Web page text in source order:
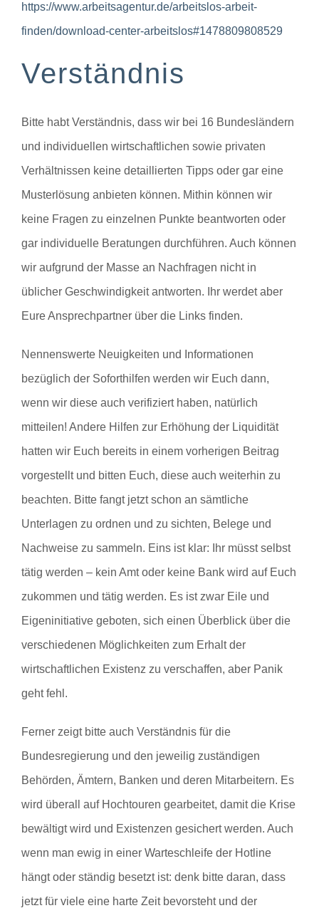
https://www.arbeitsagentur.de/arbeitslos-arbeit-
finden/download-center-arbeitslos#1478809808529
Verständnis
Bitte habt Verständnis, dass wir bei 16 Bundesländern
und individuellen wirtschaftlichen sowie privaten
Verhältnissen keine detaillierten Tipps oder gar eine
Musterlösung anbieten können. Mithin können wir
keine Fragen zu einzelnen Punkte beantworten oder
gar individuelle Beratungen durchführen. Auch können
wir aufgrund der Masse an Nachfragen nicht in
üblicher Geschwindigkeit antworten. Ihr werdet aber
Eure Ansprechpartner über die Links finden.
Nennenswerte Neuigkeiten und Informationen
bezüglich der Soforthilfen werden wir Euch dann,
wenn wir diese auch verifiziert haben, natürlich
mitteilen! Andere Hilfen zur Erhöhung der Liquidität
hatten wir Euch bereits in einem vorherigen Beitrag
vorgestellt und bitten Euch, diese auch weiterhin zu
beachten. Bitte fangt jetzt schon an sämtliche
Unterlagen zu ordnen und zu sichten, Belege und
Nachweise zu sammeln. Eins ist klar: Ihr müsst selbst
tätig werden – kein Amt oder keine Bank wird auf Euch
zukommen und tätig werden. Es ist zwar Eile und
Eigeninitiative geboten, sich einen Überblick über die
verschiedenen Möglichkeiten zum Erhalt der
wirtschaftlichen Existenz zu verschaffen, aber Panik
geht fehl.
Ferner zeigt bitte auch Verständnis für die
Bundesregierung und den jeweilig zuständigen
Behörden, Ämtern, Banken und deren Mitarbeitern. Es
wird überall auf Hochtouren gearbeitet, damit die Krise
bewältigt wird und Existenzen gesichert werden. Auch
wenn man ewig in einer Warteschleife der Hotline
hängt oder ständig besetzt ist: denk bitte daran, dass
jetzt für viele eine harte Zeit bevorsteht und der